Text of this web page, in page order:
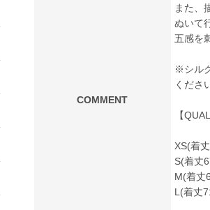
COMMENT
また、
ぬいて
五感を
※シル
くださ
【
XS(着
S(着丈
M(着丈
L(着丈